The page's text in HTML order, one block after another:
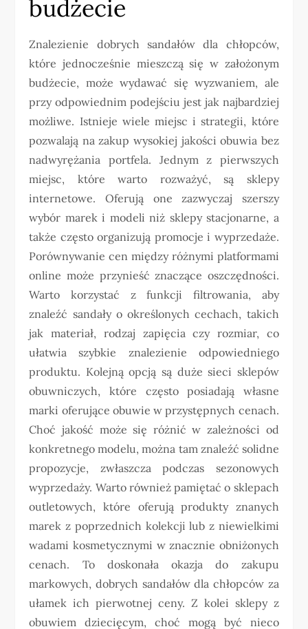
budżecie
Znalezienie dobrych sandałów dla chłopców,
które jednocześnie mieszczą się w założonym
budżecie, może wydawać się wyzwaniem, ale
przy odpowiednim podejściu jest jak najbardziej
możliwe. Istnieje wiele miejsc i strategii, które
pozwalają na zakup wysokiej jakości obuwia bez
nadwyrężania portfela. Jednym z pierwszych
miejsc, które warto rozważyć, są sklepy
internetowe. Oferują one zazwyczaj szerszy
wybór marek i modeli niż sklepy stacjonarne, a
także często organizują promocje i wyprzedaże.
Porównywanie cen między różnymi platformami
online może przynieść znaczące oszczędności.
Warto korzystać z funkcji filtrowania, aby
znaleźć sandały o określonych cechach, takich
jak materiał, rodzaj zapięcia czy rozmiar, co
ułatwia szybkie znalezienie odpowiedniego
produktu. Kolejną opcją są duże sieci sklepów
obuwniczych, które często posiadają własne
marki oferujące obuwie w przystępnych cenach.
Choć jakość może się różnić w zależności od
konkretnego modelu, można tam znaleźć solidne
propozycje, zwłaszcza podczas sezonowych
wyprzedaży. Warto również pamiętać o sklepach
outletowych, które oferują produkty znanych
marek z poprzednich kolekcji lub z niewielkimi
wadami kosmetycznymi w znacznie obniżonych
cenach. To doskonała okazja do zakupu
markowych, dobrych sandałów dla chłopców za
ułamek ich pierwotnej ceny. Z kolei sklepy z
obuwiem dziecięcym, choć mogą być nieco